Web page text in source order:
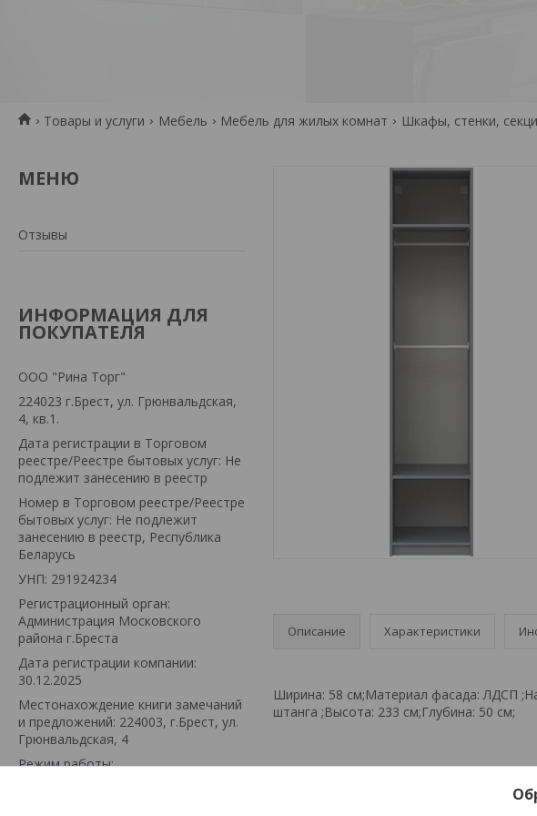
Товары и услуги Мебель Мебель для жилых комнат Шкафы, стенки,
Отзывы
ИНФОРМАЦИЯ ДЛЯ
ПОКУПАТЕЛЯ
ООО "Рина Торг"
224023 г.Брест, ул. Грюнвальдская,
4, кв.1.
Дата регистрации в Торговом
реестре/Реестре бытовых услуг: Не
подлежит занесению в реестр
Номер в Торговом реестре/Реестре
бытовых услуг: Не подлежит
занесению в реестр, Республика
Беларусь
УНП: 291924234
Регистрационный орган:
Администрация Московского
района г.Бреста
Дата регистрации компании:
30.12.2025
Местонахождение книги замечаний
и предложений: 224003, г.Брест, ул.
Грюнвальдская, 4
Режим работы:
Описание Характеристики
Ширина: 58 см;Материал фасада: ЛДСП
штанга ;Высота: 233 см;Глубина: 50 см;